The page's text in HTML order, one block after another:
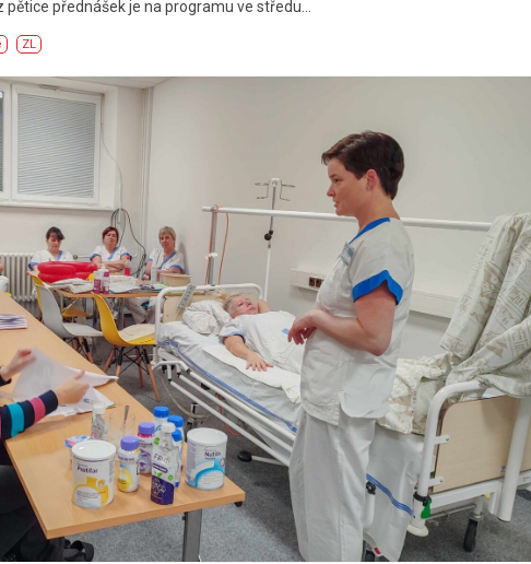
přednášek je na programu ve středu…
ZL